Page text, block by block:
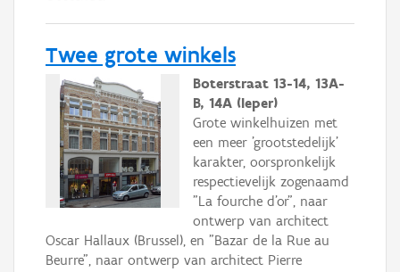
Twee grote winkels
Boterstraat 13-14, 13A-
B, 14A (Ieper)
Grote winkelhuizen met
een meer 'grootstedelijk'
karakter, oorspronkelijk
respectievelijk zogenaamd
"La fourche d'or", naar
ontwerp van architect
Oscar Hallaux (Brussel), en "Bazar de la Rue au
Beurre", naar ontwerp van architect Pierre